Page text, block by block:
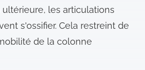
les articulations
s'ossifier. Cela restreint de
de la colonne